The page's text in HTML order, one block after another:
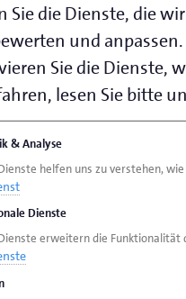
Sie die Dienste, die
und
Sie die Dienste,
lesen Sie bitte
& Analyse
helfen uns zu verstehen,
Dienste
erweitern die Funktionalität